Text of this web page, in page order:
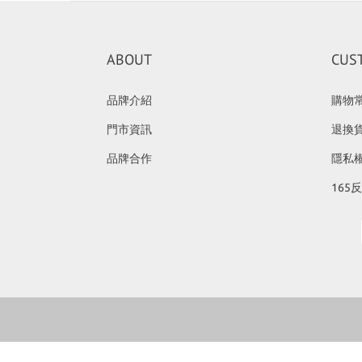
ABOUT
品牌介紹
門市資訊
品牌合作
購物
退換
隱私
165